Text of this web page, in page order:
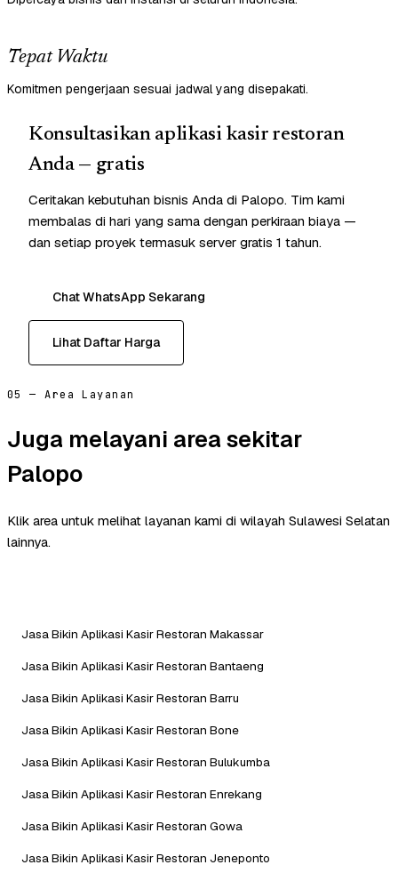
Tepat Waktu
Komitmen pengerjaan sesuai jadwal yang disepakati.
Konsultasikan aplikasi kasir restoran
Anda — gratis
Ceritakan kebutuhan bisnis Anda di Palopo. Tim kami
membalas di hari yang sama dengan perkiraan biaya —
dan setiap proyek termasuk server gratis 1 tahun.
Chat WhatsApp Sekarang
Lihat Daftar Harga
05 — Area Layanan
Juga melayani area sekitar
Palopo
Klik area untuk melihat layanan kami di wilayah Sulawesi Selatan
lainnya.
Jasa Bikin Aplikasi Kasir Restoran Makassar
Jasa Bikin Aplikasi Kasir Restoran Bantaeng
Jasa Bikin Aplikasi Kasir Restoran Barru
Jasa Bikin Aplikasi Kasir Restoran Bone
Jasa Bikin Aplikasi Kasir Restoran Bulukumba
Jasa Bikin Aplikasi Kasir Restoran Enrekang
Jasa Bikin Aplikasi Kasir Restoran Gowa
Jasa Bikin Aplikasi Kasir Restoran Jeneponto